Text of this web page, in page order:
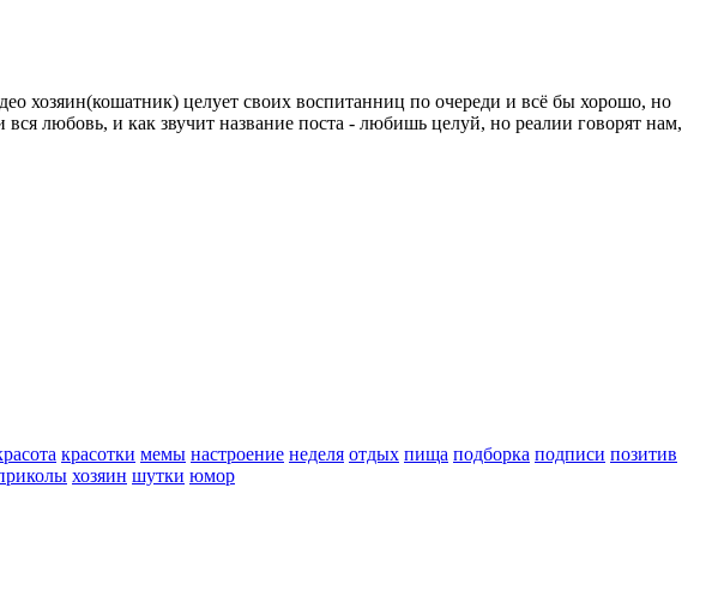
целует своих воспитанниц по очереди и всё бы хорошо, но
любовь, и как звучит название поста - любишь целуй, но реалии говорят нам,
красотки мемы настроение неделя отдых пища подборка подписи позитив
хозяин шутки юмор